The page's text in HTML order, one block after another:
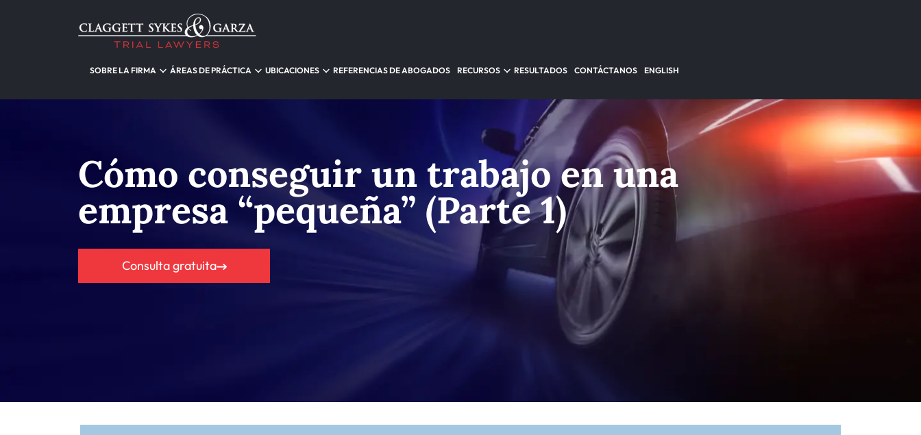
SOBRE LA FIRMA ÁREAS DE PRÁCTICA UBICACIONES REFERENCIAS DE ABOGADOS RECURSOS RESULTADOS CONTÁCTANOS ENGLISH
Cómo conseguir un trabajo en una
empresa “pequeña” (Parte 1)
Consulta gratuita